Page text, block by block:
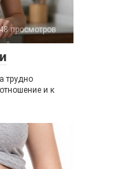
просмотров
трудно
и к